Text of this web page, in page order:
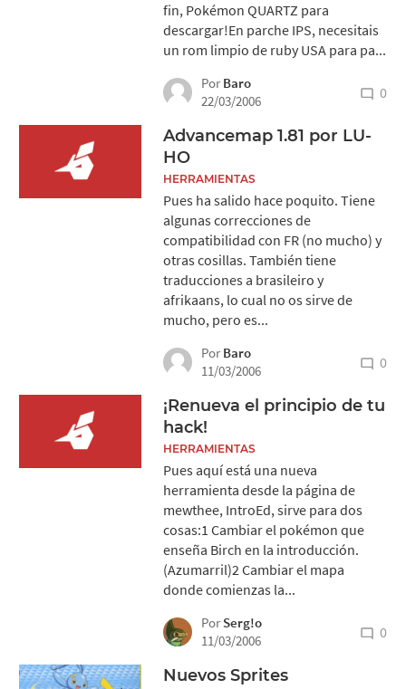
fin, Pokémon QUARTZ para
descargar!En parche IPS, necesitais
un rom limpio de ruby USA para pa...
Por Baro
22/03/2006
0
Advancemap 1.81 por LU-
HO
HERRAMIENTAS
Pues ha salido hace poquito. Tiene
algunas correcciones de
compatibilidad con FR (no mucho) y
otras cosillas. También tiene
traducciones a brasileiro y
afrikaans, lo cual no os sirve de
mucho, pero es...
Por Baro
11/03/2006
0
¡Renueva el principio de tu
hack!
HERRAMIENTAS
Pues aquí está una nueva
herramienta desde la página de
mewthee, IntroEd, sirve para dos
cosas:1 Cambiar el pokémon que
enseña Birch en la introducción.
(Azumarril)2 Cambiar el mapa
donde comienzas la...
Por Serg!o
11/03/2006
0
Nuevos Sprites